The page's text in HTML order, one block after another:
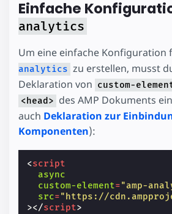
Einfache
analytics
Um eine einfache Konfiguration
analytics zu erstellen, musst
Deklaration von custom-
<head> des AMP Dokuments
auch Deklaration zur
Komponenten):
<script
async
custom-element="amp-
src="https://
></script>